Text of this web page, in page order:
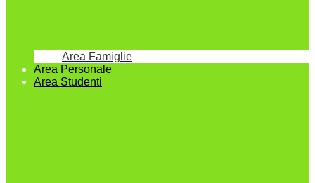
Area Famiglie
Area Personale
Area Studenti